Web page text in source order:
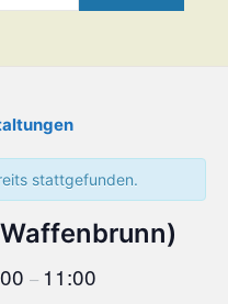
stattgefunden.
– 11:00